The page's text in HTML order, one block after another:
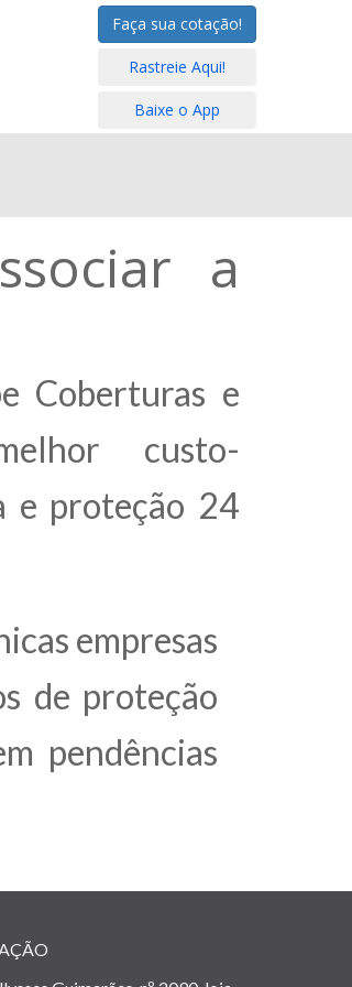
Faça sua cotação!
Rastreie Aqui!
Baixe o App
a
Coberturas e
custo-
e proteção 24
empresas
de proteção
pendências